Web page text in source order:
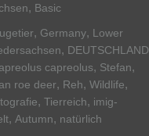
, Basic
, Germany, Lower
, DEUTSCHLAND
capreolus, Stefan,
roe deer, Reh, Wildlife,
, Tierreich, imig-
, Autumn, natürlich